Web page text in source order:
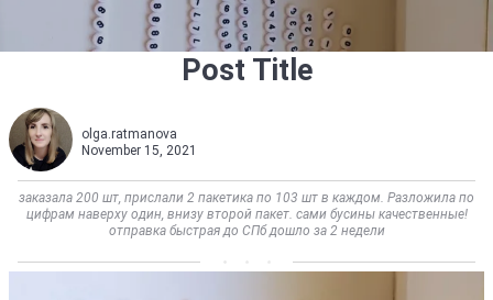
Post Title
olga.ratmanova
November 15, 2021
заказала 200 шт, прислали 2 пакетика по 103 шт в каждом. Разложила по
цифрам наверху один, внизу второй пакет. сами бусины качественные!
отправка быстрая до СПб дошло за 2 недели